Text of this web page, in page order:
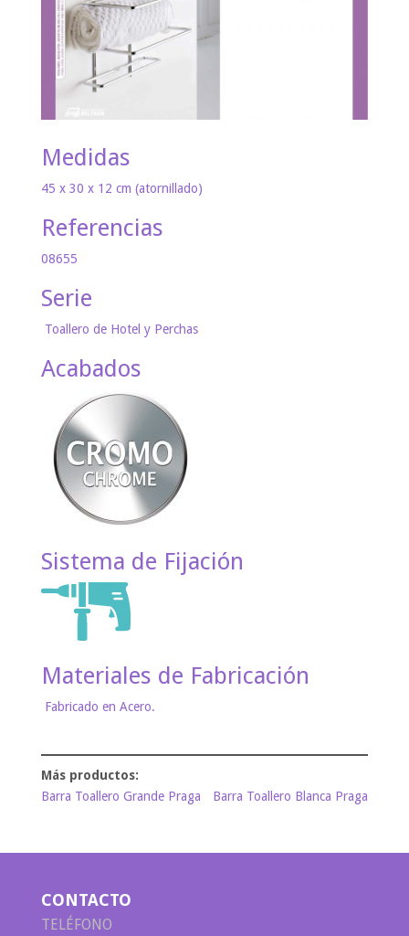
Medidas
45 x 30 x 12 cm (atornillado)
Referencias
08655
Serie
Toallero de Hotel y Perchas
Acabados
Sistema de Fijación
Materiales de Fabricación
Fabricado en Acero.
Barra Toallero Grande Praga Barra Toallero Blanca Praga
CONTACTO
TELÉFONO